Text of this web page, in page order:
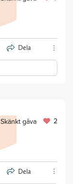
Dela
Skänkt gåva 2
Dela